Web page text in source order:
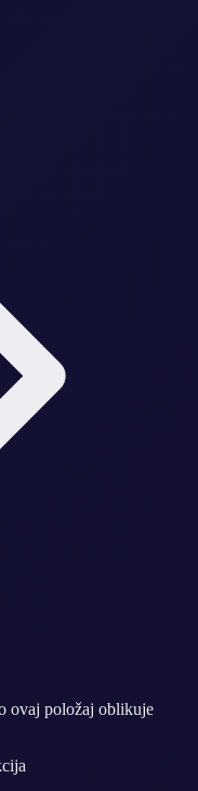
ovaj položaj oblikuje